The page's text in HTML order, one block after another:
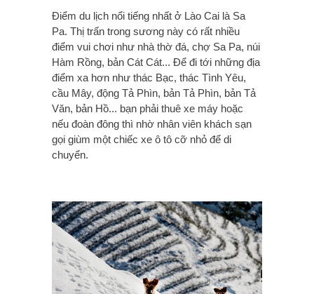
Điểm du lịch nổi tiếng nhất ở Lào Cai là Sa
Pa. Thị trấn trong sương này có rất nhiều
điểm vui chơi như nhà thờ đá, chợ Sa Pa, núi
Hàm Rồng, bản Cát Cát... Để đi tới những địa
điểm xa hơn như thác Bạc, thác Tình Yêu,
cầu Mây, động Tả Phìn, bản Tả Phìn, bản Tả
Văn, bản Hồ... bạn phải thuê xe máy hoặc
nếu đoàn đông thì nhờ nhân viên khách sạn
gọi giùm một chiếc xe ô tô cỡ nhỏ để di
chuyển.